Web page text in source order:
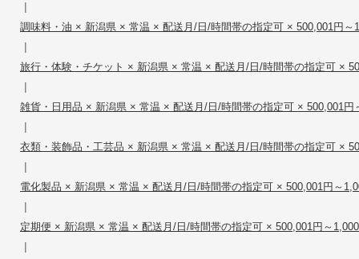
|
調味料・油 × 新潟県 × 常温 × 配送月/日/時間帯の指定可 × 500,001円～
|
旅行・体験・チケット × 新潟県 × 常温 × 配送月/日/時間帯の指定可 ×
|
雑貨・日用品 × 新潟県 × 常温 × 配送月/日/時間帯の指定可 × 500,001円
|
衣類・装飾品・工芸品 × 新潟県 × 常温 × 配送月/日/時間帯の指定可 ×
|
電化製品 × 新潟県 × 常温 × 配送月/日/時間帯の指定可 × 500,001円～
|
定期便 × 新潟県 × 常温 × 配送月/日/時間帯の指定可 × 500,001円～
|